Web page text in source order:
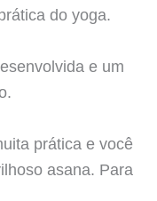
do yoga.
e um
prática e você
asana. Para